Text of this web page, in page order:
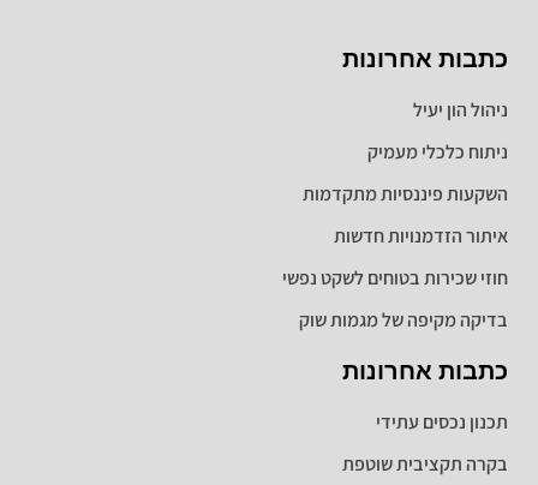
כתבות אחרונות
תכנון נכסים עתידי
בקרה תקציבית שוטפת
כתבות אחרונות
ניהול הון יעיל
ניתוח כלכלי מעמיק
השקעות פיננסיות מתקדמות
איתור הזדמנויות חדשות
חוזי שכירות בטוחים לשקט נפשי
בדיקה מקיפה של מגמות שוק